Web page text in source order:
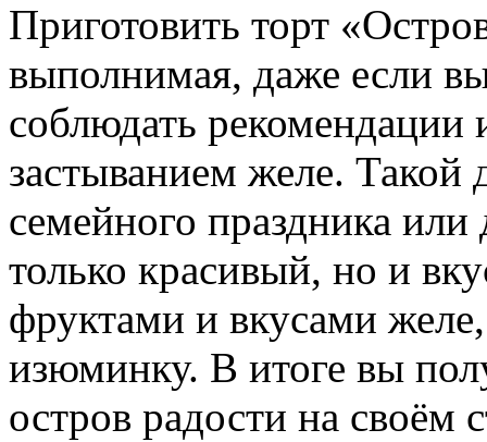
Приготовить торт
выполнимая, даже если
соблюдать рекомендации
застыванием желе. Такой
семейного праздника
только красивый, но и
фруктами и вкусами
изюминку. В итоге вы
остров радости на своём